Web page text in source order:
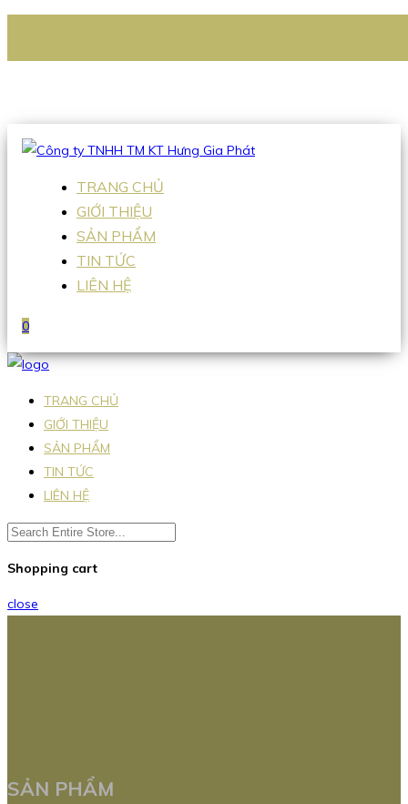
Hotline:0938 336 079
TRANG CHỦ
GIỚI THIỆU
SẢN PHẨM
TIN TỨC
LIÊN HỆ
0
TRANG CHỦ
GIỚI THIỆU
SẢN PHẨM
TIN TỨC
LIÊN HỆ
Shopping cart
close
SẢN PHẨM